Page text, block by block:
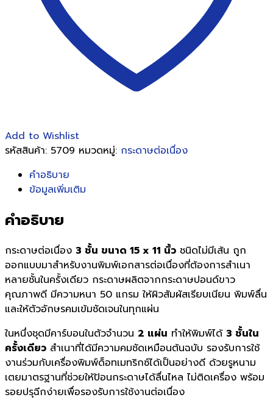
Add to Wishlist
รหัสสินค้า: 5709 หมวดหมู่: กระดาษต่อเนื่อง
คำอธิบาย
ข้อมูลเพิ่มเติม
คำอธิบาย
กระดาษต่อเนื่อง 3 ชั้น ขนาด 15 x 11 นิ้ว ชนิดไม่มีเส้น ถูก
ออกแบบมาสำหรับงานพิมพ์เอกสารต่อเนื่องที่ต้องการสำเนา
หลายชั้นในครั้งเดียว กระดาษผลิตจากกระดาษปอนด์ขาว
คุณภาพดี มีความหนา 50 แกรม ให้ผิวสัมผัสเรียบเนียน พิมพ์ลื่น
และให้ตัวอักษรคมเข้มชัดเจนในทุกแผ่น
ในหนึ่งชุดมีคาร์บอนในตัวจำนวน 2 แผ่น ทำให้พิมพ์ได้ 3 ชั้นใน
ครั้งเดียว สำเนาที่ได้มีความคมชัดเหมือนต้นฉบับ รองรับการใช้
งานร่วมกับเครื่องพิมพ์ด็อทเมทริกซ์ได้เป็นอย่างดี ด้วยรูหนาม
เตยมาตรฐานที่ช่วยให้ป้อนกระดาษได้ลื่นไหล ไม่ติดเครื่อง พร้อม
รอยปรุฉีกง่ายเพื่อรองรับการใช้งานต่อเนื่อง